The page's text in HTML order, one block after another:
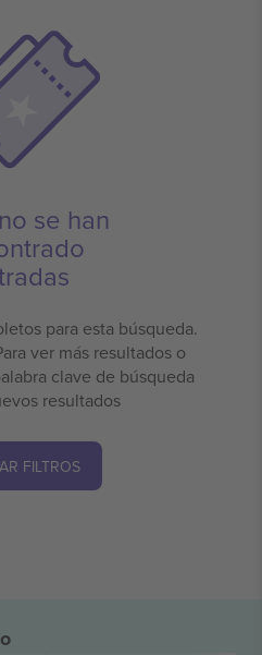
se han
para esta búsqueda.
ver más resultados o
clave de búsqueda
resultados
FILTROS